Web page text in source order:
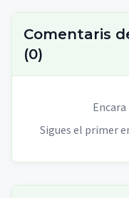
Comentaris
(0)
Sigues el primer